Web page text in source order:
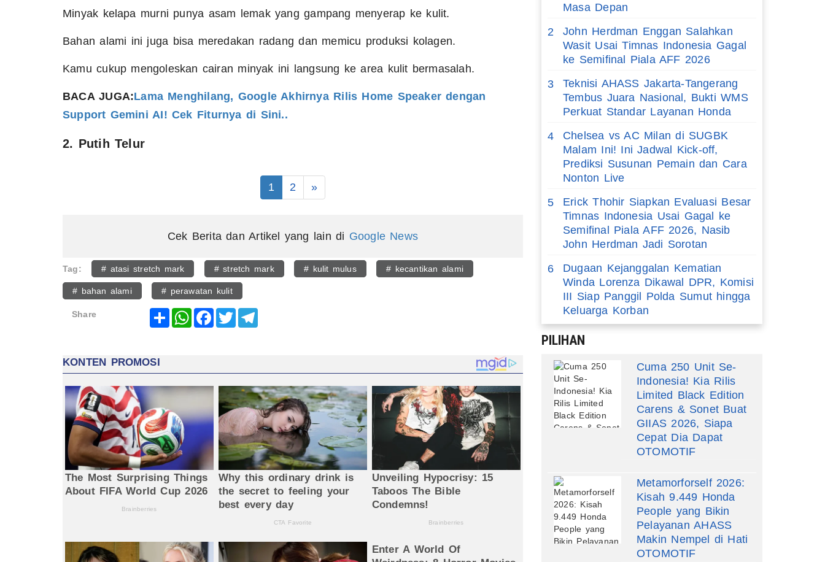
Minyak kelapa murni punya asam lemak yang gampang menyerap ke kulit.
Bahan alami ini juga bisa meredakan radang dan memicu produksi kolagen.
Kamu cukup mengoleskan cairan minyak ini langsung ke area kulit bermasalah.
BACA JUGA:Lama Menghilang, Google Akhirnya Rilis Home Speaker dengan
Support Gemini AI! Cek Fiturnya di Sini..
2. Putih Telur
1 2 »
Cek Berita dan Artikel yang lain di Google News
Tag: # atasi stretch mark # stretch mark # kulit mulus # kecantikan alami
# bahan alami # perawatan kulit
Share Share WhatsAppFacebook
Twitter
Masa Depan
2
John Herdman Enggan Salahkan
Wasit Usai Timnas Indonesia Gagal
ke Semifinal Piala AFF 2026
3
Teknisi AHASS Jakarta-Tangerang
Tembus Juara Nasional, Bukti WMS
Perkuat Standar Layanan Honda
4
Chelsea vs AC Milan di SUGBK
Malam Ini! Ini Jadwal Kick-off,
Prediksi Susunan Pemain dan Cara
Nonton Live
5
Erick Thohir Siapkan Evaluasi Besar
Timnas Indonesia Usai Gagal ke
Semifinal Piala AFF 2026, Nasib
John Herdman Jadi Sorotan
6
Dugaan Kejanggalan Kematian
Winda Lorenza Dikawal DPR, Komisi
III Siap Panggil Polda Sumut hingga
Keluarga Korban
PILIHAN
Cuma 250 Unit Se-
Indonesia! Kia Rilis
Limited Black Edition
Carens & Sonet Buat
GIIAS 2026, Siapa
Cepat Dia Dapat
OTOMOTIF
Metamorforself 2026:
Kisah 9.449 Honda
People yang Bikin
Pelayanan AHASS
Makin Nempel di Hati
OTOMOTIF